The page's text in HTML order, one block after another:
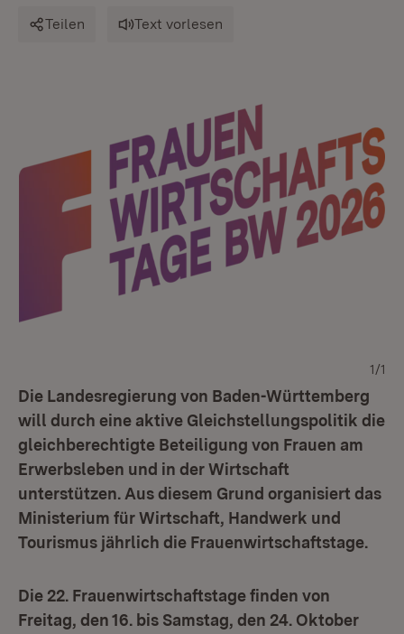
Teilen Text vorlesen
1/1
Die Landesregierung von Baden-Württemberg
will durch eine aktive Gleichstellungspolitik die
gleichberechtigte Beteiligung von Frauen am
Erwerbsleben und in der Wirtschaft
unterstützen. Aus diesem Grund organisiert das
Ministerium für Wirtschaft, Handwerk und
Tourismus jährlich die Frauenwirtschaftstage.
Die 22. Frauenwirtschaftstage finden von
Freitag, den 16. bis Samstag, den 24. Oktober